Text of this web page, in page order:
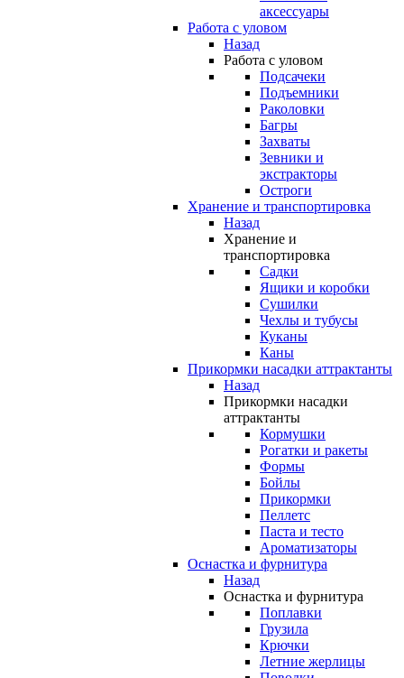
аксессуары
Работа с уловом
Назад
Работа с уловом
Подсачеки
Подъемники
Раколовки
Багры
Захваты
Зевники и
экстракторы
Остроги
Хранение и транспортировка
Назад
Хранение и
транспортировка
Садки
Ящики и коробки
Сушилки
Чехлы и тубусы
Куканы
Каны
Прикормки насадки аттрактанты
Назад
Прикормки насадки
аттрактанты
Кормушки
Рогатки и ракеты
Формы
Бойлы
Прикормки
Пеллетс
Паста и тесто
Ароматизаторы
Оснастка и фурнитура
Назад
Оснастка и фурнитура
Поплавки
Грузила
Крючки
Летние жерлицы